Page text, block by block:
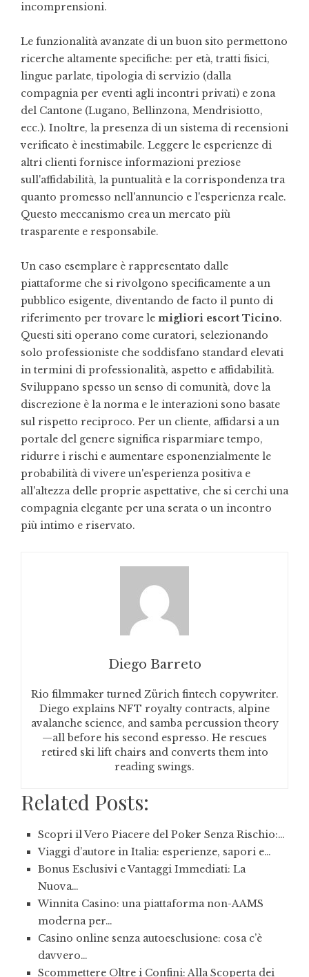
incomprensioni.
Le funzionalità avanzate di un buon sito permettono
ricerche altamente specifiche: per età, tratti fisici,
lingue parlate, tipologia di servizio (dalla
compagnia per eventi agli incontri privati) e zona
del Cantone (Lugano, Bellinzona, Mendrisiotto,
ecc.). Inoltre, la presenza di un sistema di recensioni
verificato è inestimabile. Leggere le esperienze di
altri clienti fornisce informazioni preziose
sull'affidabilità, la puntualità e la corrispondenza tra
quanto promesso nell'annuncio e l'esperienza reale.
Questo meccanismo crea un mercato più
trasparente e responsabile.
Un caso esemplare è rappresentato dalle
piattaforme che si rivolgono specificamente a un
pubblico esigente, diventando de facto il punto di
riferimento per trovare le migliori escort Ticino.
Questi siti operano come curatori, selezionando
solo professioniste che soddisfano standard elevati
in termini di professionalità, aspetto e affidabilità.
Sviluppano spesso un senso di comunità, dove la
discrezione è la norma e le interazioni sono basate
sul rispetto reciproco. Per un cliente, affidarsi a un
portale del genere significa risparmiare tempo,
ridurre i rischi e aumentare esponenzialmente le
probabilità di vivere un'esperienza positiva e
all'altezza delle proprie aspettative, che si cerchi una
compagnia elegante per una serata o un incontro
più intimo e riservato.
Diego Barreto
Rio filmmaker turned Zürich fintech copywriter.
Diego explains NFT royalty contracts, alpine
avalanche science, and samba percussion theory
—all before his second espresso. He rescues
retired ski lift chairs and converts them into
reading swings.
Related Posts:
Scopri il Vero Piacere del Poker Senza Rischio:…
Viaggi d’autore in Italia: esperienze, sapori e…
Bonus Esclusivi e Vantaggi Immediati: La
Nuova…
Winnita Casino: una piattaforma non-AAMS
moderna per…
Casino online senza autoesclusione: cosa c’è
davvero…
Scommettere Oltre i Confini: Alla Scoperta dei